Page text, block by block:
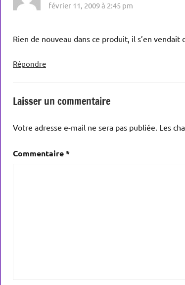
février 11, 2009 à 2:45 pm
Rien de nouveau dans ce produit, il s’en
Répondre
Laisser un commentaire
Votre adresse e-mail ne sera pas publiée. Les
Commentaire*